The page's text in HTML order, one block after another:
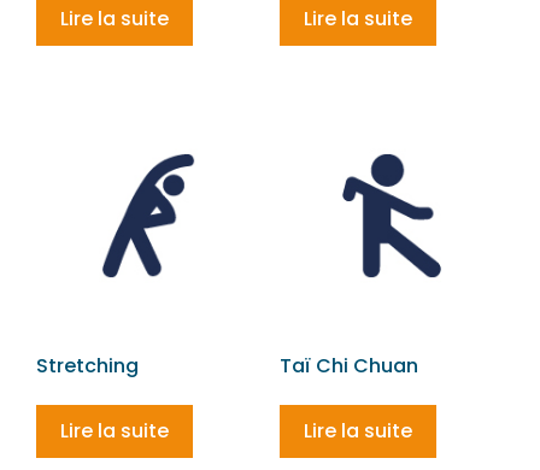
Lire la suite Lire la suite
Stretching
Lire la suite
Taï Chi Chuan
Lire la suite